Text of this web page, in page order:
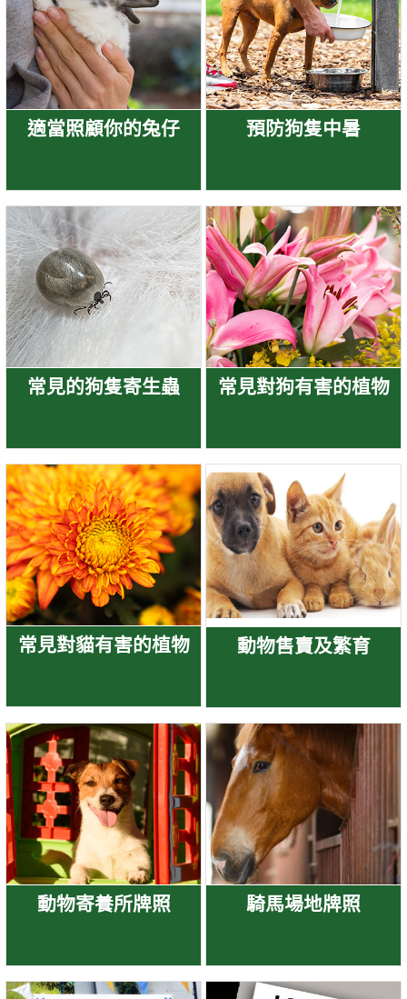
適當照顧你的兔仔 預防狗隻中暑
常見的狗隻寄生蟲 常見對狗有害的植物
常見對貓有害的植物 動物售賣及繁育
動物寄養所牌照 騎馬場地牌照